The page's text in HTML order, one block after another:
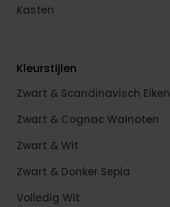
Kasten
Kleurstijlen
Zwart & Scandinavisch Eiken
Zwart & Cognac Walnoten
Zwart & Wit
Zwart & Donker Sepia
Volledig Wit